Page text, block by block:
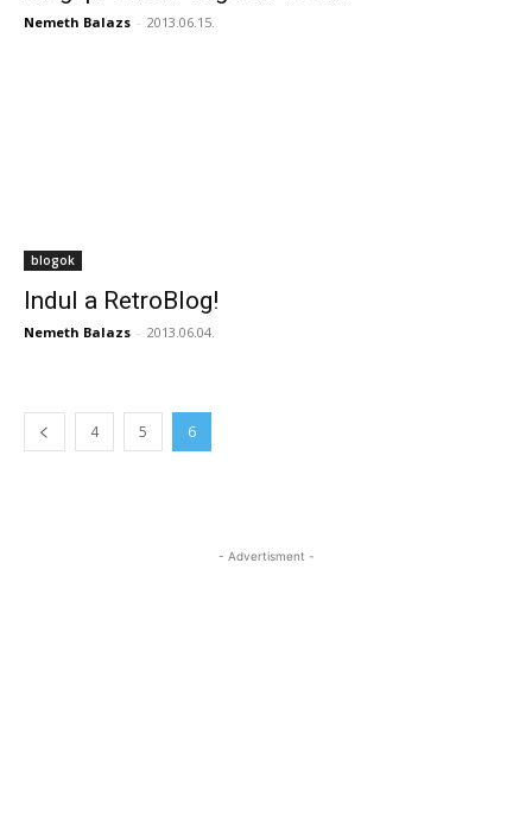
Nemeth Balazs - 2013.06.15.
blogok
Indul a RetroBlog!
Nemeth Balazs - 2013.06.04.
4 5 6
- Advertisment -